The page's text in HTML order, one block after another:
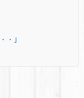
・｣